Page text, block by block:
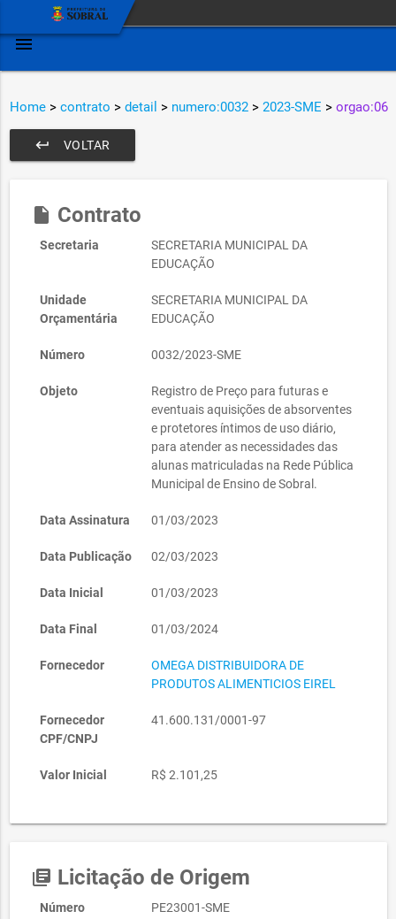
menu
Home > contrato > detail > numero:0032 > 2023-SME > orgao:06
VOLTAR
keyboard_return
insert_drive_file Contrato
Secretaria
SECRETARIA MUNICIPAL DA
EDUCAÇÃO
Unidade
Orçamentária
SECRETARIA MUNICIPAL DA
EDUCAÇÃO
Número 0032/2023-SME
Objeto
Registro de Preço para futuras e
eventuais aquisições de absorventes
e protetores íntimos de uso diário,
para atender as necessidades das
alunas matriculadas na Rede Pública
Municipal de Ensino de Sobral.
Data Assinatura 01/03/2023
Data Publicação 02/03/2023
Data Inicial 01/03/2023
Data Final 01/03/2024
Fornecedor
OMEGA DISTRIBUIDORA DE
PRODUTOS ALIMENTICIOS EIREL
Fornecedor
CPF/CNPJ
41.600.131/0001-97
Valor Inicial R$ 2.101,25
library_books Licitação de Origem
Número PE23001-SME